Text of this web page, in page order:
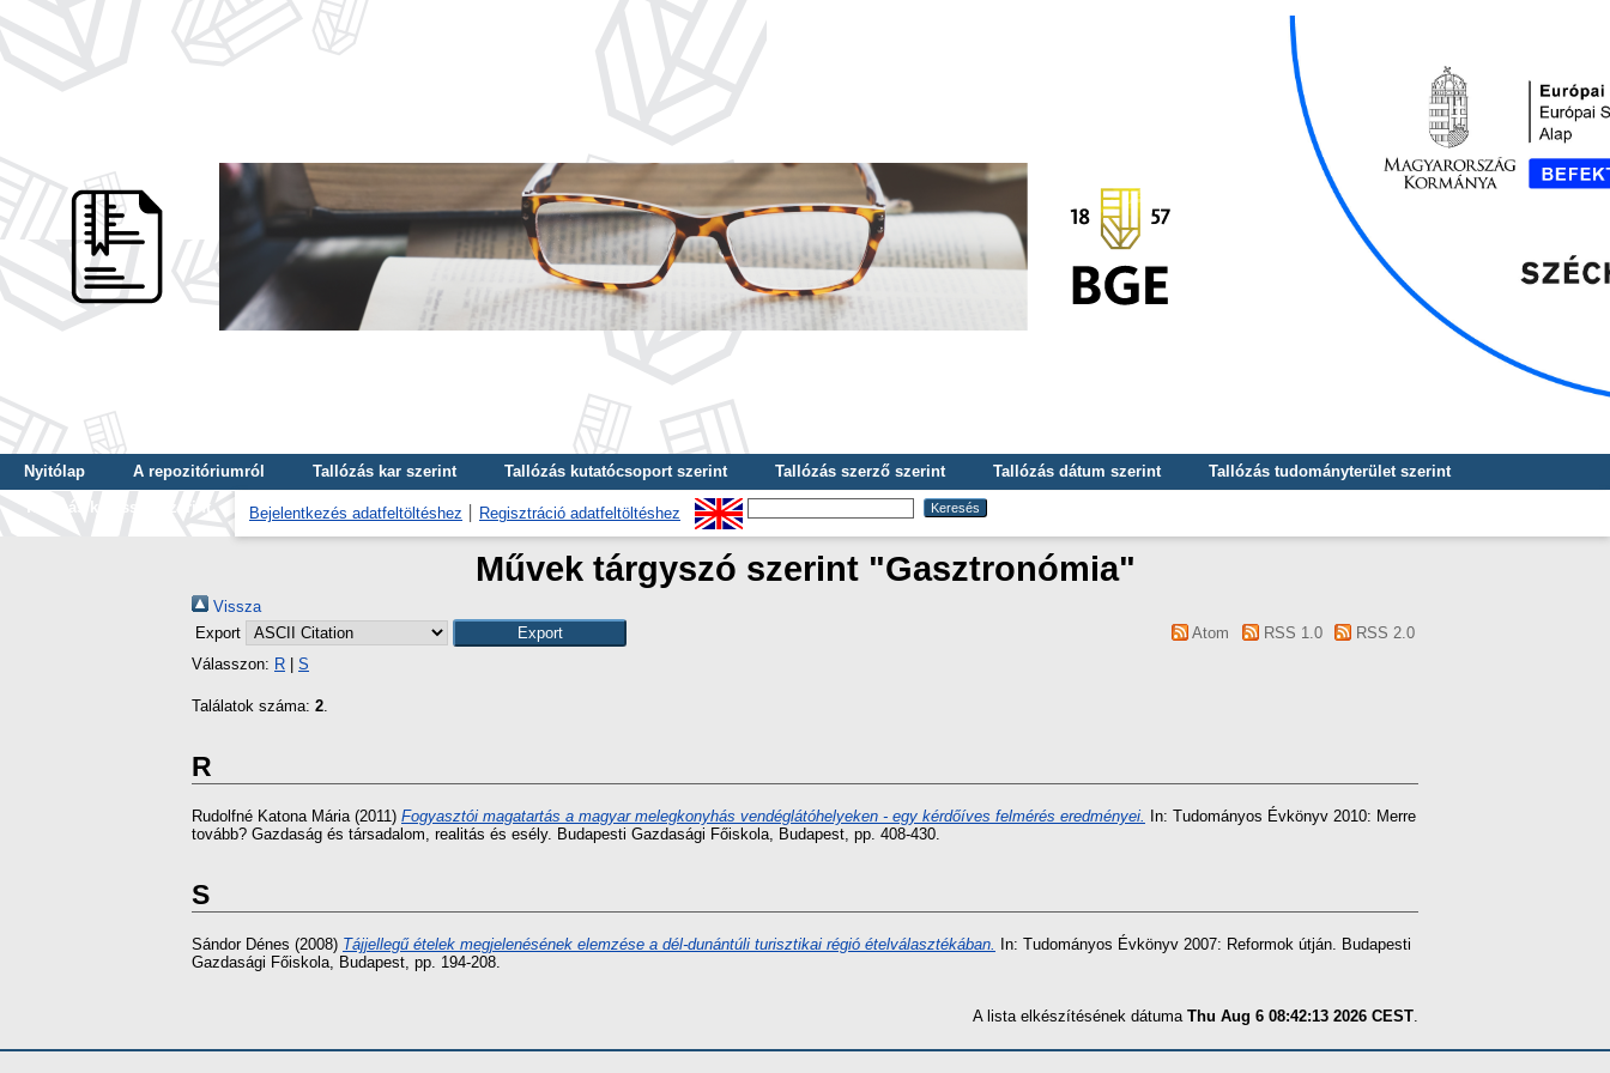
Nyitólap A repozitóriumról Tallózás kar szerint Tallózás kutatócsoport szerint Tallózás szerző szerint Tallózás dátum szerint
Tallózás tudományterület szerint
Tallózás kulcsszó szerint
Bejelentkezés adatfeltöltéshez Regisztráció adatfeltöltéshez
Művek tárgyszó szerint "Gasztronómia"
Vissza
Export
Atom RSS 1.0
RSS 2.0
Válasszon: R S
Találatok száma: 2.
R
Rudolfné Katona Mária(2011) Fogyasztói magatartás a magyar melegkonyhás vendéglátóhelyeken - egy kérdőíves felmérés eredményei.
In: Tudományos Évkönyv 2010: Merre
tovább? Gazdaság és társadalom, realitás és esély. Budapesti Gazdasági Főiskola, Budapest, pp. 408-430.
S
Sándor Dénes (2008) Tájjellegű ételek megjelenésének elemzése a dél-dunántúli turisztikai régió ételválasztékában.
In: Tudományos Évkönyv 2007: Reformok útján. Budapesti
Gazdasági Főiskola, Budapest, pp. 194-208.
A lista elkészítésének dátuma Thu Aug 6 08:42:13 2026 CEST.